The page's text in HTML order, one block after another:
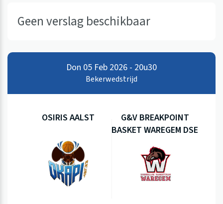
Geen verslag beschikbaar
Don 05 Feb 2026 - 20u30
Bekerwedstrijd
OSIRIS AALST
G&V BREAKPOINT
BASKET WAREGEM DSE
B